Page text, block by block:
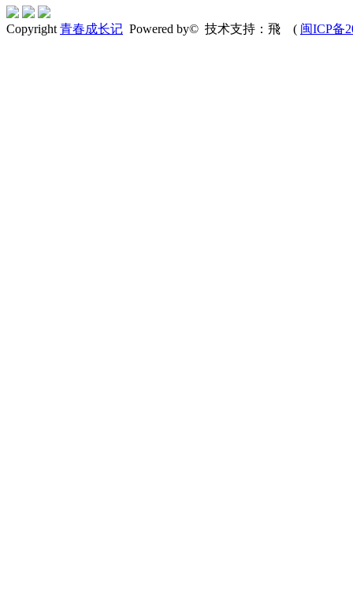
Copyright 青春成长记 Powered by© 技术支持：飛 ( 闽ICP备